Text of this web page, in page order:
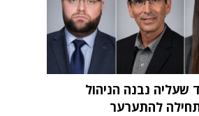
שעליה נבנה הניהול
להתערער